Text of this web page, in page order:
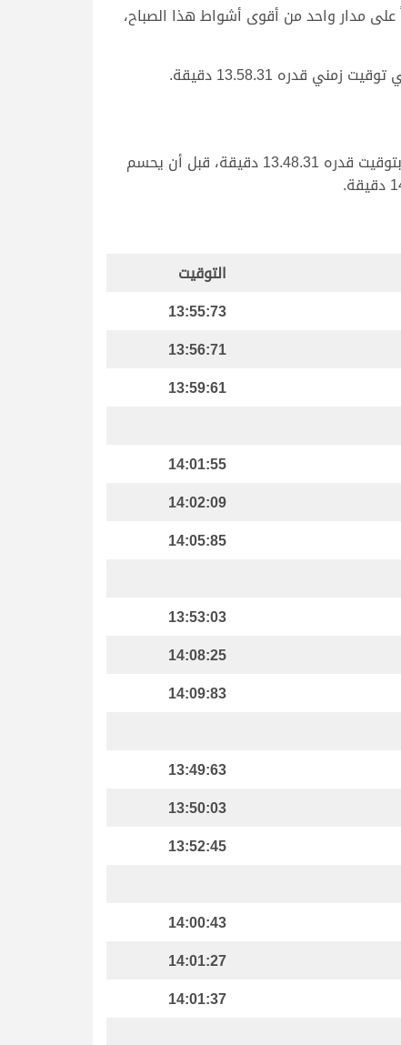
على مدار واحد من أقوى أشواط هذا الصباح،
13.58.31 دقيقة.
وحققت “مرحبا” ملك منصور محمد منصور آل سيف الخيارين الفوز بناموس الشوط السابع المخصص للثنايا بكار عمانيات بتوقيت قدره 13.48.31 دقيقة، قبل أن يحسم
التوقيت
13:55:73
13:56:71
13:59:61
14:01:55
14:02:09
14:05:85
13:53:03
14:08:25
14:09:83
13:49:63
13:50:03
13:52:45
14:00:43
14:01:27
14:01:37